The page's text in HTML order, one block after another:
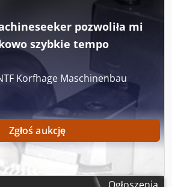
pozwoliła mi
szybkie tempo
Korfhage Maschinenbau
Zgłoś aukcję